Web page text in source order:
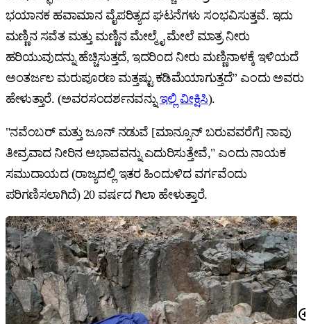
ಭಯಾನಕ ಹವಾಮಾನ ವೈಪರಿತ್ಯದ ಘಟನೆಗಳು ಸಂಭವಿಸುತ್ತವೆ. ಇದು
ಮಣ್ಣಿನ ಸವೆತ ಮತ್ತು ಮಣ್ಣಿನ ಮೇಲ್ಮೈ ಮೇಲೆ ಮಾತ್ರ ನೀರು
ಹರಿಯುವುದನ್ನು ಹೆಚ್ಚಿಸುತ್ತದೆ, ಇದರಿಂದ ನೀರು ಮಣ್ಣಿನಾಳಕ್ಕೆ ಇಳಿಯದೆ
ಅಂತರ್ಜಲ ಮರುಪೂರಣ ಮತ್ತಷ್ಟು ಕಡಿಮೆಯಾಗುತ್ತದೆ” ಎಂದು ಅವರು
ಹೇಳುತ್ತಾರೆ. (ಅವರಸಂದರ್ಶನವನ್ನು ಇಲ್ಲಿ ವೀಕ್ಷಿಸಿ).
"ನವೆಂಬರ್ ಮತ್ತು ಜೂನ್ ನಡುವೆ [ಮಾನ್ಸೂನ್ ಬರುವವರೆಗೆ] ನಾವು
ತೀವ್ರವಾದ ನೀರಿನ ಅಭಾವವನ್ನು ಎದುರಿಸುತ್ತೇವೆ," ಎಂದು ನಾಯಕ
ಸಮುದಾಯದ (ರಾಜ್ಯದಲ್ಲಿ ಇತರ ಹಿಂದುಳಿದ ವರ್ಗವೆಂದು
ಪರಿಗಣಿಸಲಾಗಿದೆ) 20 ವರ್ಷದ ಗಿಲಾ ಹೇಳುತ್ತಾರೆ.